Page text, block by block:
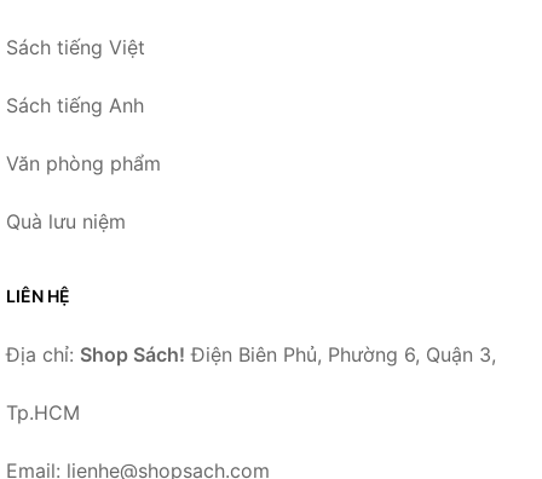
Sách tiếng Việt
Sách tiếng Anh
Văn phòng phẩm
Quà lưu niệm
LIÊN HỆ
Địa chỉ: Shop Sách! Điện Biên Phủ, Phường 6, Quận 3,
Tp.HCM
Email: lienhe@shopsach.com